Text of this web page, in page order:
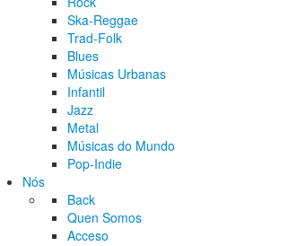
Ska-Reggae
Trad-Folk
Blues
Músicas Urbanas
Infantil
Jazz
Metal
Músicas do Mundo
Pop-Indie
Nós
Back
Quen Somos
Acceso